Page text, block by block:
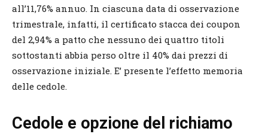
all’11,76% annuo. In ciascuna data di osservazione
trimestrale, infatti, il certificato stacca dei coupon
del 2,94% a patto che nessuno dei quattro titoli
sottostanti abbia perso oltre il 40% dai prezzi di
osservazione iniziale. E’ presente l’effetto memoria
delle cedole.
Cedole e opzione del richiamo